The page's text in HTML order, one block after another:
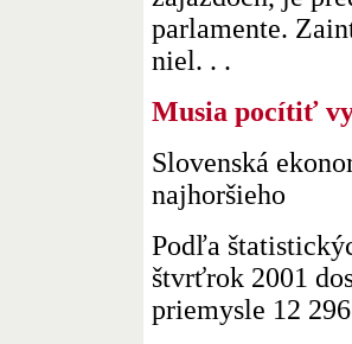
parlamente.
niel. . .
Musia pocítiť
Slovenská
najhoršieho
Podľa
štvrťrok 2001
priemysle 12